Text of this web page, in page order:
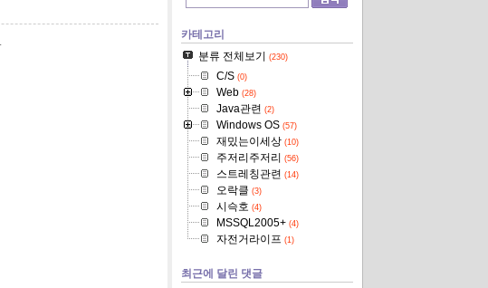
카테고리
분류 전체보기
(230)
C/S(0)
Web(28)
Java관련 (2)
Windows OS(57)
재밌는이세상(10)
주저리주저리 (56)
스트레칭관련 (14)
오락클 (3)
시슥호 (4)
MSSQL2005+(4)
자전거라이프 (1)
최근에 달린 댓글